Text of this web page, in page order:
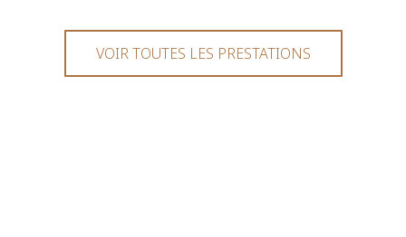
VOIR TOUTES LES PRESTATIONS